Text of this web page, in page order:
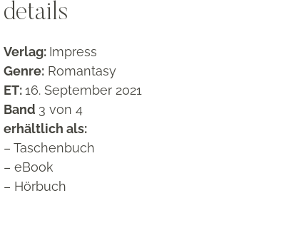
details
Verlag: Impress
Genre: Romantasy
ET:16. September 2021
Band 3 von 4
erhältlich als:
– Taschenbuch
– eBook
– Hörbuch